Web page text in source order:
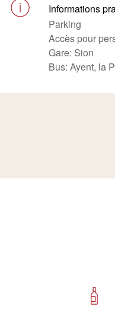
Informations
Parking
Accès pour
Gare: Sion
Bus: Ayent, la